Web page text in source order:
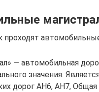
проходят
— автомобильная
значения.
дорог AH6, AH7,